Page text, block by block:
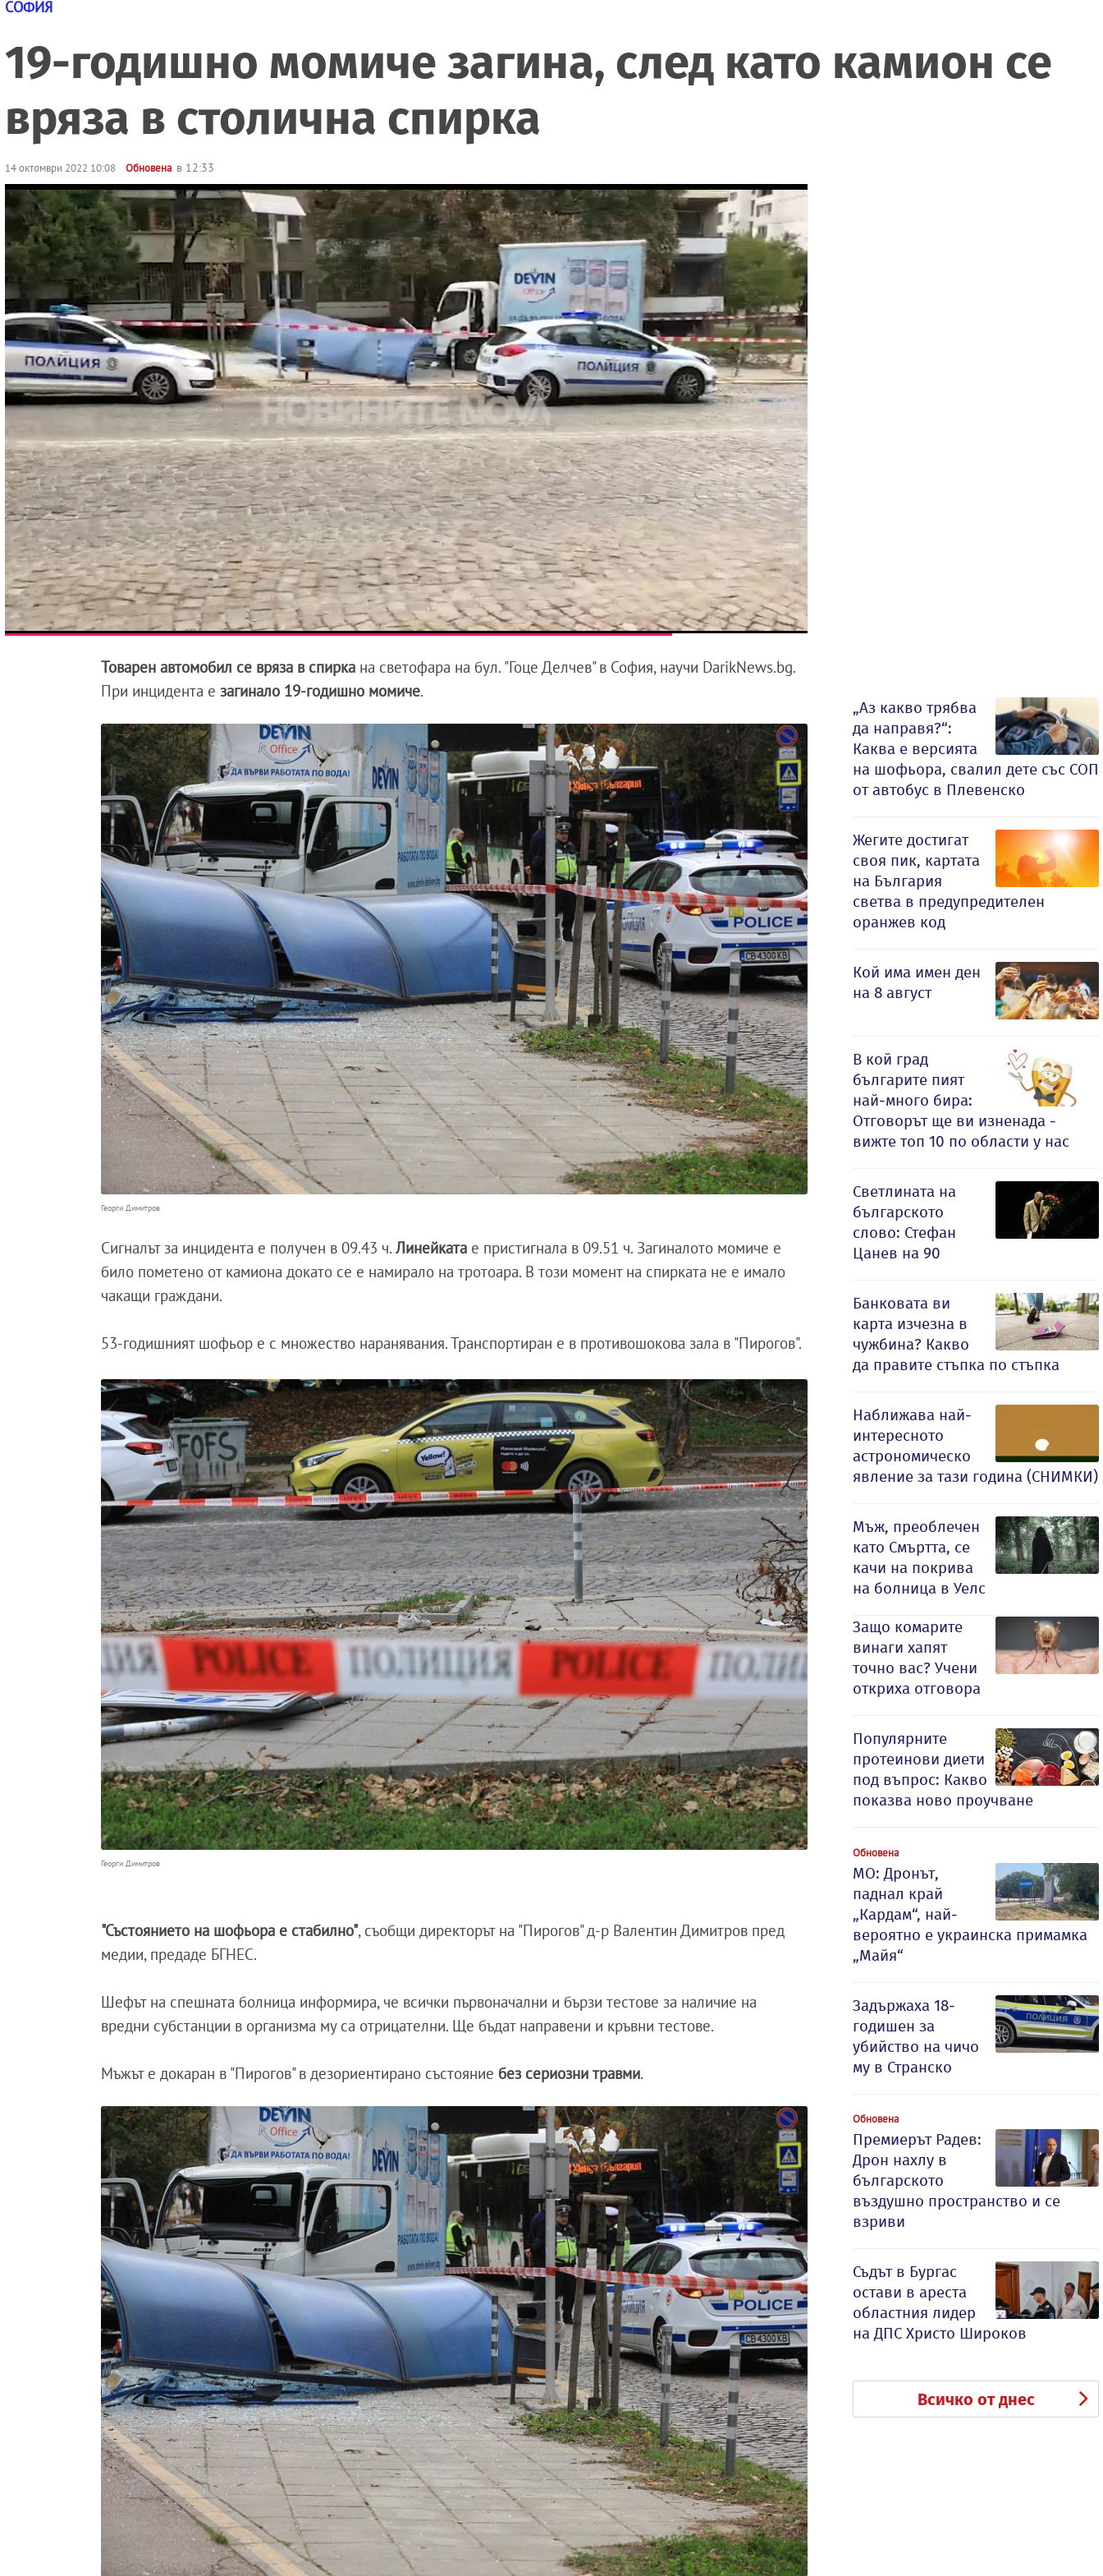
СОФИЯ
19-годишно момиче загина, след като камион се
вряза в столична спирка
14 октомври 2022 10:08 Обновена в 12:33
Товарен автомобил се вряза в спирка на светофара на бул. "Гоце Делчев" в София, научи DarikNews.bg.
При инцидента езагинало 19-годишно момиче.
Георги Димитров
Сигналът за инцидента е получен в 09.43 ч.Линейката е пристигнала в 09.51 ч. Загиналото момиче е
било пометено от камиона докато се е намирало на тротоара. В този момент на спирката не е имало
чакащи граждани.
53-годишният шофьор е с множество наранявания. Транспортиран е в противошокова зала в "Пирогов".
Георги Димитров
"Състоянието на шофьора е стабилно", съобщи директорът на "Пирогов" д-р Валентин Димитров пред
медии, предаде БГНЕС.
Шефът на спешната болница информира, че всички първоначални и бързи тестове за наличие на
вредни субстанции в организма му са отрицателни. Ще бъдат направени и кръвни тестове.
Мъжът е докаран в "Пирогов" в дезориентирано състояние без сериозни травми.
„Аз какво трябва
да направя?“:
Каква е версията
на шофьора, свалил дете със СОП
от автобус в Плевенско
Жегите достигат
своя пик, картата
на България
светва в предупредителен
оранжев код
Кой има имен ден
на 8 август
В кой град
българите пият
най-много бира:
Отговорът ще ви изненада -
вижте топ 10 по области у нас
Светлината на
българското
слово: Стефан
Цанев на 90
Банковата ви
карта изчезна в
чужбина? Какво
да правите стъпка по стъпка
Наближава най-
интересното
астрономическо
явление за тази година (СНИМКИ)
Мъж, преоблечен
като Смъртта, се
качи на покрива
на болница в Уелс
Защо комарите
винаги хапят
точно вас? Учени
откриха отговора
Популярните
протеинови диети
под въпрос: Какво
показва ново проучване
Обновена
МО: Дронът,
паднал край
„Кардам“, най-
вероятно е украинска примамка
„Майя“
Задържаха 18-
годишен за
убийство на чичо
му в Странско
Обновена
Премиерът Радев:
Дрон нахлу в
българското
въздушно пространство и се
взриви
Съдът в Бургас
остави в ареста
областния лидер
на ДПС Христо Широков
Всичко от днес